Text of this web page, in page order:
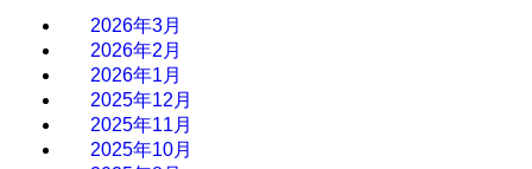
2026年3月
2026年2月
2026年1月
2025年12月
2025年11月
2025年10月